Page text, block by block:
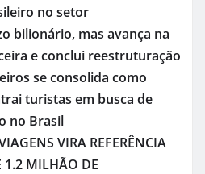
no setor
bilionário, mas avança na
e conclui reestruturação
se consolida como
turistas em busca de
no Brasil
VIRA REFERÊNCIA
MILHÃO DE